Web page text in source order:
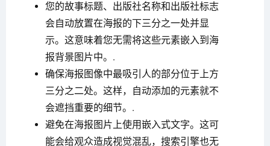
您的故事标题、出版社名称和出版社标志
会自动放置在海报的下三分之一处并显
示。这意味着您无需将这些元素嵌入到海
报背景图片中。.
确保海报图像中最吸引人的部分位于上方
三分之二处。这样，自动添加的元素就不
会遮挡重要的细节。.
避免在海报图片上使用嵌入式文字。这可
能会给观众造成视觉混乱，搜索引擎也无